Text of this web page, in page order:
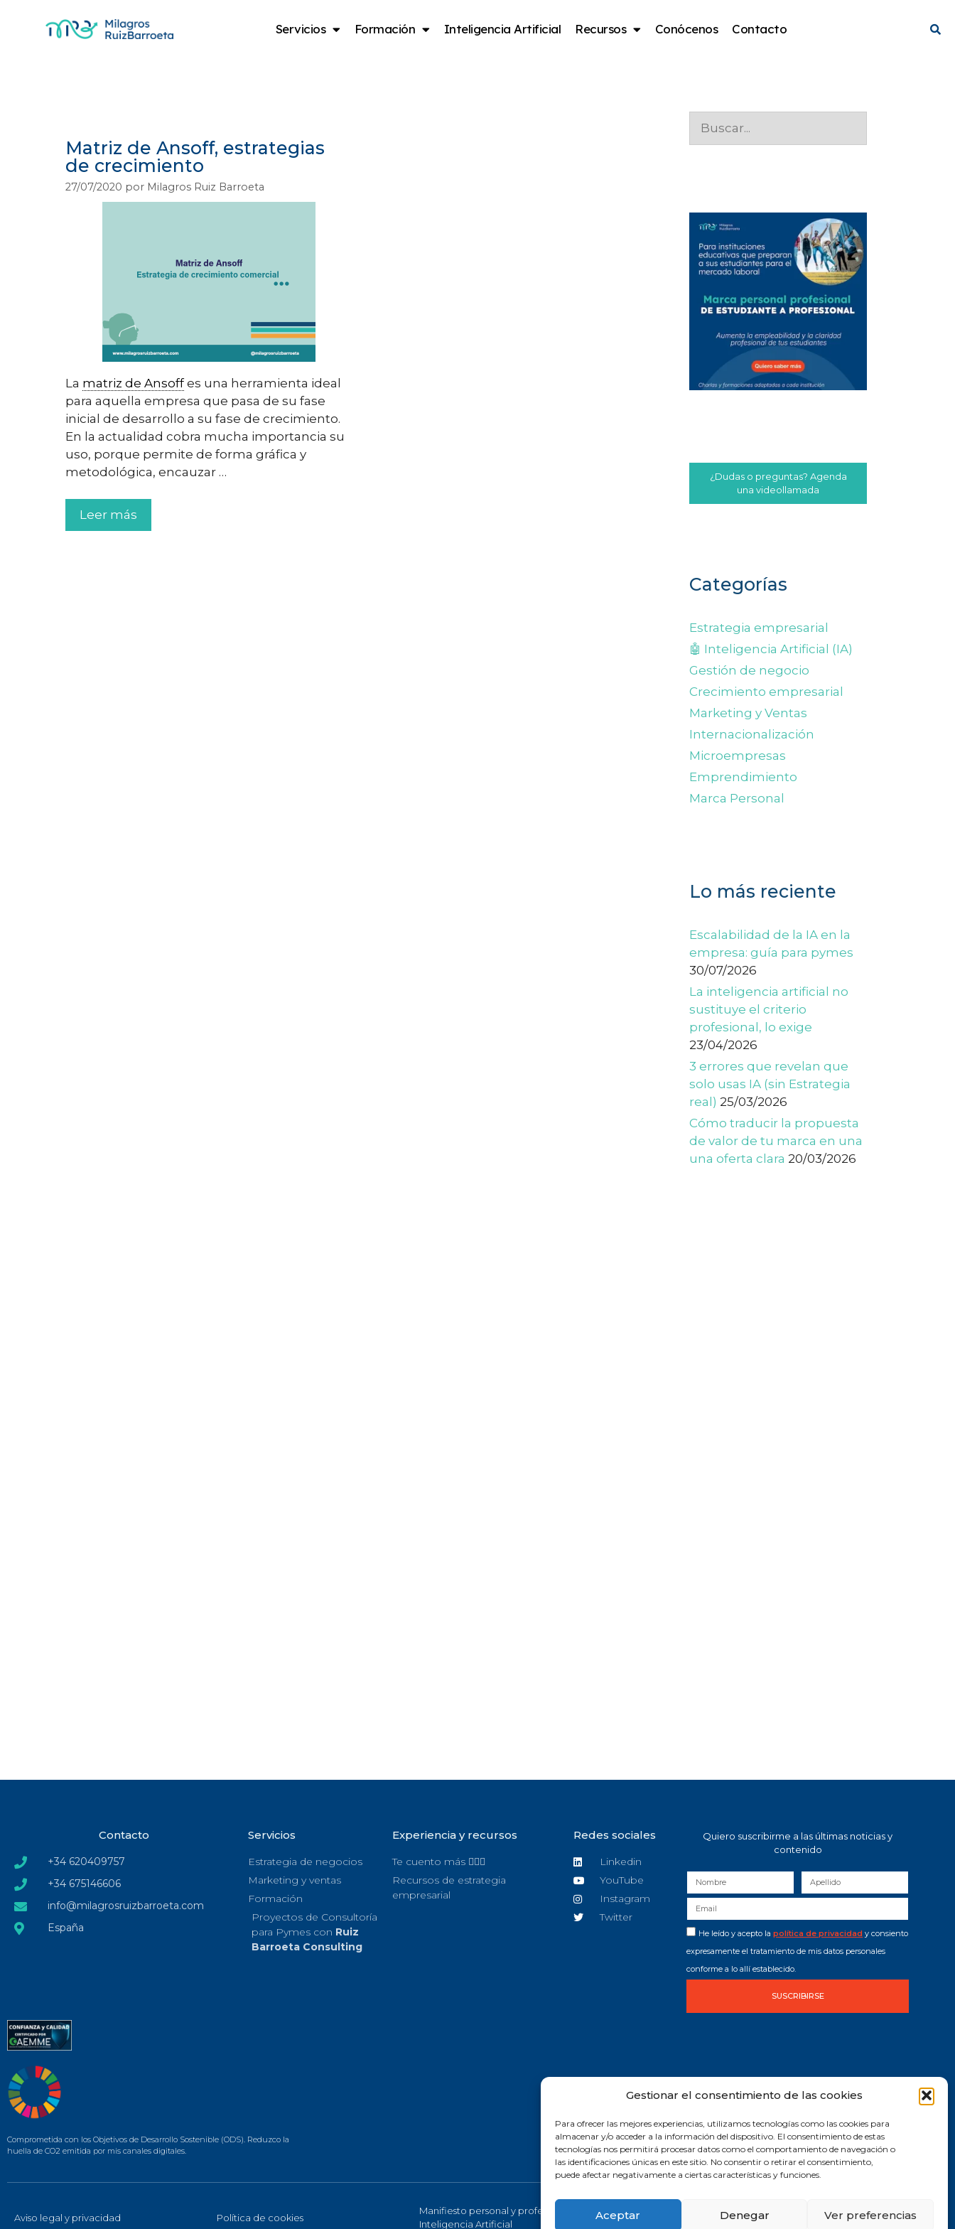
Gestionar el consentimiento de las cookies
Para ofrecer las mejores experiencias, utilizamos tecnologías como las cookies para
almacenar y/o acceder a la información del dispositivo. El consentimiento de estas
tecnologías nos permitirá procesar datos como el comportamiento de navegación o
las identificaciones únicas en este sitio. No consentir o retirar el consentimiento,
puede afectar negativamente a ciertas características y funciones.
Aceptar Denegar Ver preferencias
Servicios Formación Inteligencia Artificial Recursos Conócenos Contacto
Matriz de Ansoff, estrategias
de crecimiento
27/07/2020 por Milagros Ruiz Barroeta
La matriz de Ansoffes una herramienta ideal
para aquella empresa que pasa de su fase
inicial de desarrollo a su fase de crecimiento.
En la actualidad cobra mucha importancia su
uso, porque permite de forma gráfica y
metodológica, encauzar …
Leer más
¿Dudas o preguntas? Agenda
una videollamada
Categorías
Estrategia empresarial
🤖 Inteligencia Artificial (IA)
Gestión de negocio
Crecimiento empresarial
Marketing y Ventas
Internacionalización
Microempresas
Emprendimiento
Marca Personal
Lo más reciente
Escalabilidad de la IA en la
empresa: guía para pymes
30/07/2026
La inteligencia artificial no
sustituye el criterio
profesional, lo exige
23/04/2026
3 errores que revelan que
solo usas IA (sin Estrategia
real) 25/03/2026
Cómo traducir la propuesta
de valor de tu marca en una
una oferta clara 20/03/2026
Contacto
+34 620409757
+34 675146606
info@milagrosruizbarroeta.com
España
Servicios
Estrategia de negocios
Marketing y ventas
Formación
Proyectos de Consultoría
para Pymes con Ruiz
Barroeta Consulting
Experiencia y recursos
Te cuento más 🙋🏻‍♀️
Recursos de estrategia
empresarial
Redes sociales
Linkedin
YouTube
Instagram
Twitter
Quiero suscribirme a las últimas noticias y
contenido
He leído y acepto lapolítica de privacidad y consiento
expresamente el tratamiento de mis datos personales
conforme a lo allí establecido.
SUSCRIBIRSE
Comprometida con los Objetivos de Desarrollo Sostenible (ODS). Reduzco la
huella de CO2 emitida por mis canales digitales.
Aviso legal y privacidad Política de cookies
Manifiesto personal y profesional de la
Inteligencia Artificial
2019 © Todos los derechos reservados |